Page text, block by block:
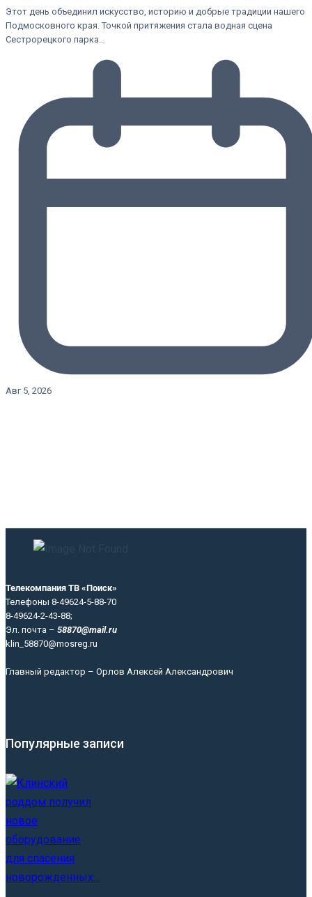
Этот день объединил искусство, историю и добрые традиции нашего
Подмосковного края. Точкой притяжения стала водная сцена
Сестрорецкого парка…
Авг 5, 2026
Телекомпания ТВ «Поиск»
Телефоны 8-49624-5-88-70
8-49624-2-43-88;
Эл. почта – 58870@mail.ru
klin_58870@mosreg.ru
Главный редактор – Орлов Алексей Александрович
Популярные записи